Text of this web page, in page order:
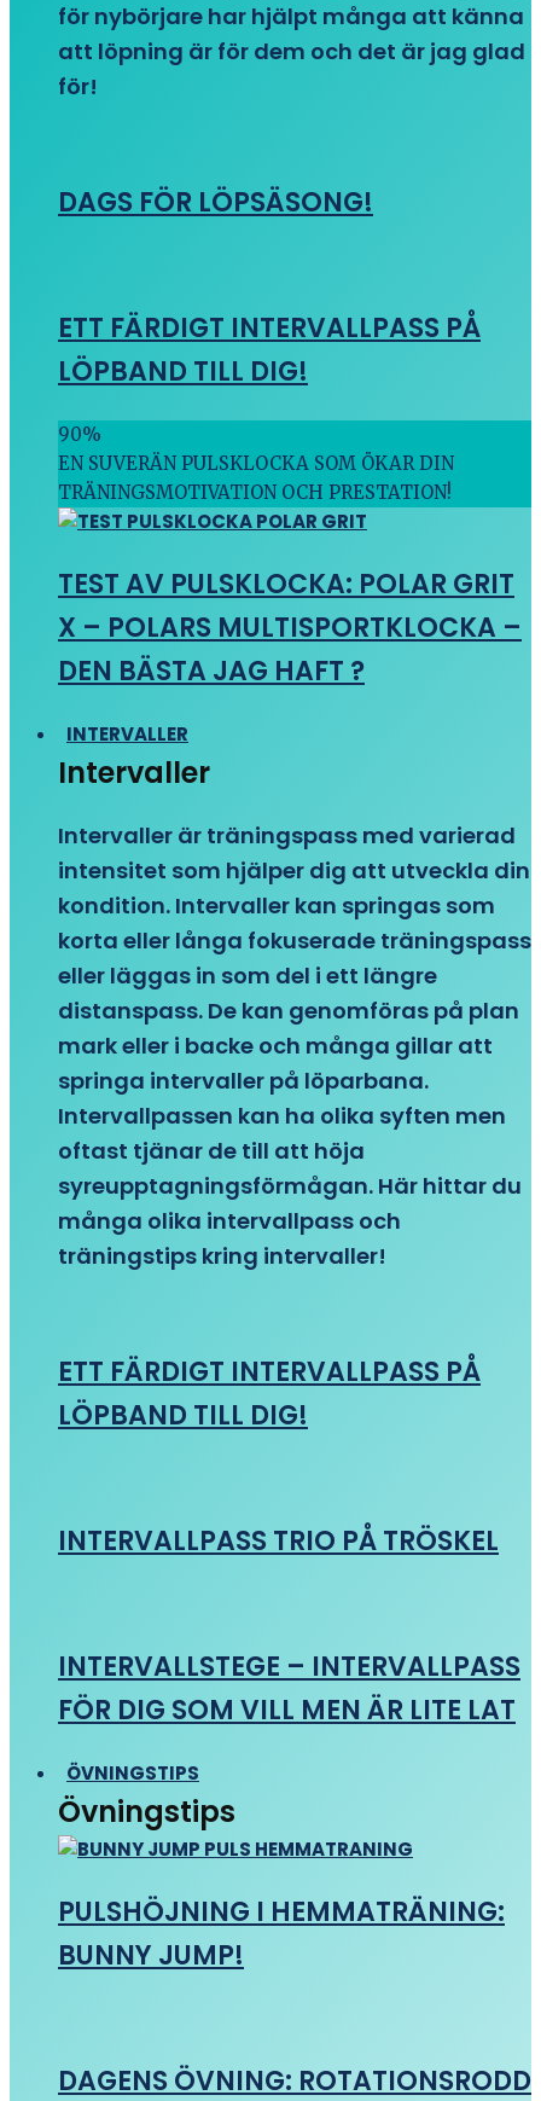
för nybörjare har hjälpt många att känna
att löpning är för dem och det är jag glad
för!
DAGS FÖR LÖPSÄSONG!
ETT FÄRDIGT INTERVALLPASS PÅ
LÖPBAND TILL DIG!
90%
EN SUVERÄN PULSKLOCKA SOM ÖKAR DIN
TRÄNINGSMOTIVATION OCH PRESTATION!
TEST AV PULSKLOCKA: POLAR GRIT
X – POLARS MULTISPORTKLOCKA –
DEN BÄSTA JAG HAFT ?
INTERVALLER
Intervaller
Intervaller är träningspass med varierad
intensitet som hjälper dig att utveckla din
kondition. Intervaller kan springas som
korta eller långa fokuserade träningspass
eller läggas in som del i ett längre
distanspass. De kan genomföras på plan
mark eller i backe och många gillar att
springa intervaller på löparbana.
Intervallpassen kan ha olika syften men
oftast tjänar de till att höja
syreupptagningsförmågan. Här hittar du
många olika intervallpass och
träningstips kring intervaller!
ETT FÄRDIGT INTERVALLPASS PÅ
LÖPBAND TILL DIG!
INTERVALLPASS TRIO PÅ TRÖSKEL
INTERVALLSTEGE – INTERVALLPASS
FÖR DIG SOM VILL MEN ÄR LITE LAT
ÖVNINGSTIPS
Övningstips
PULSHÖJNING I HEMMATRÄNING:
BUNNY JUMP!
DAGENS ÖVNING: ROTATIONSRODD